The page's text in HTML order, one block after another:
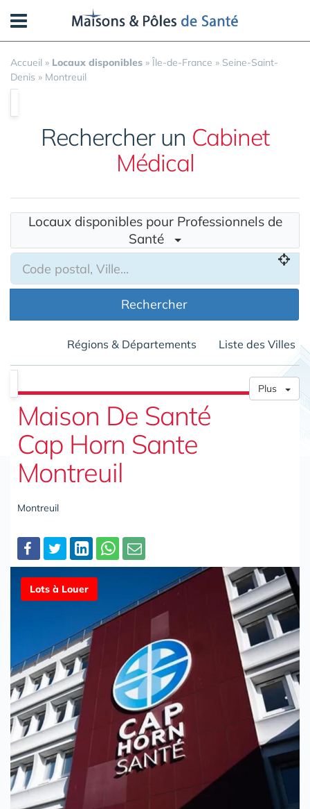
Accueil » Locaux disponibles » Île-de-France » Seine-Saint-
Denis » Montreuil
Rechercher un Cabinet
Médical
Locaux disponibles pour Professionnels de
Santé
Rechercher
Régions & Départements Liste des Villes
Plus
Maison De Santé
Cap Horn Sante
Montreuil
Montreuil
Partager
Lots à Louer
Panneau de gestion des cookies